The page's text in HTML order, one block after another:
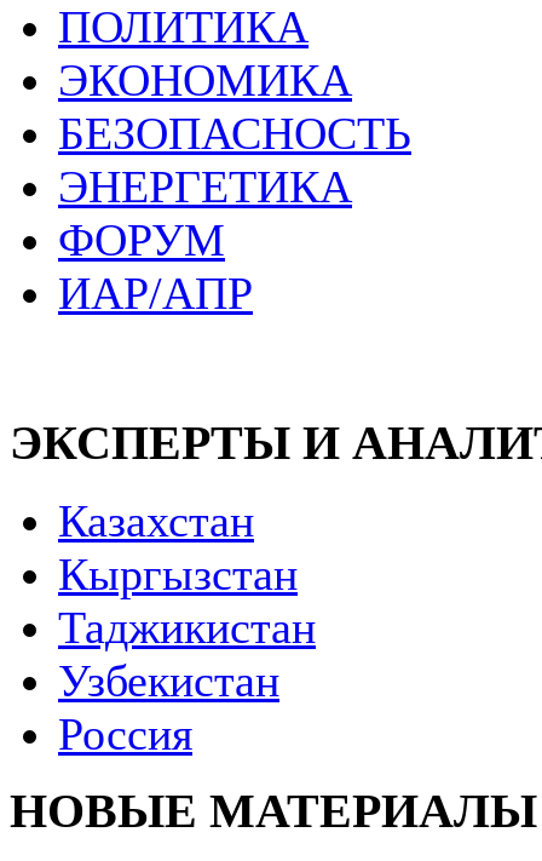
ПОЛИТИКА
ЭКОНОМИКА
БЕЗОПАСНОСТЬ
ЭНЕРГЕТИКА
ФОРУМ
ИАР/АПР
ЭКСПЕРТЫ И
Казахстан
Кыргызстан
Таджикистан
Узбекистан
Россия
НОВЫЕ МАТЕРИАЛЫ